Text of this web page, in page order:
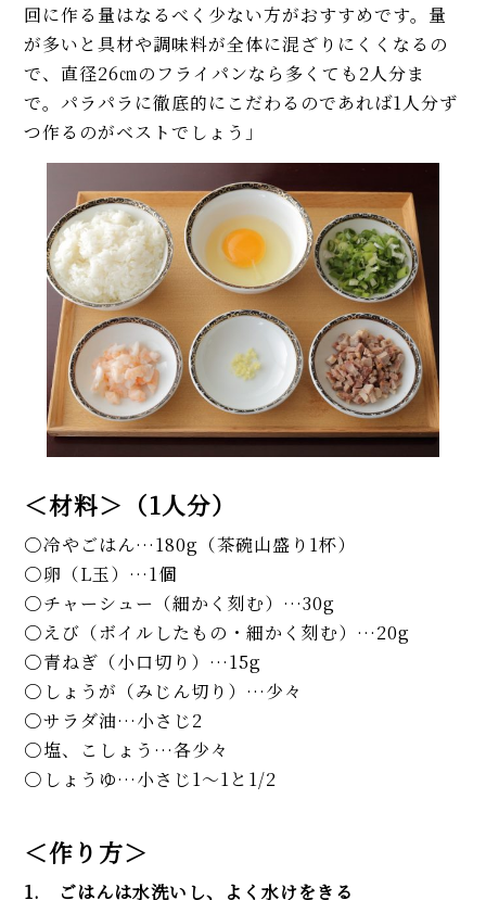
回に作る量はなるべく少ない方がおすすめです。量
が多いと具材や調味料が全体に混ざりにくくなるの
で、直径26㎝のフライパンなら多くても2人分ま
で。パラパラに徹底的にこだわるのであれば1人分ず
つ作るのがベストでしょう」
＜材料＞（1人分）
冷やごはん…180g（茶碗山盛り1杯）
卵（L玉）…1個
チャーシュー（細かく刻む）…30g
えび（ボイルしたもの・細かく刻む）…20g
青ねぎ（小口切り）…15g
しょうが（みじん切り）…少々
サラダ油…小さじ2
塩、こしょう…各少々
しょうゆ…小さじ1〜1と1/2
＜作り方＞
1. ごはんは水洗いし、よく水けをきる